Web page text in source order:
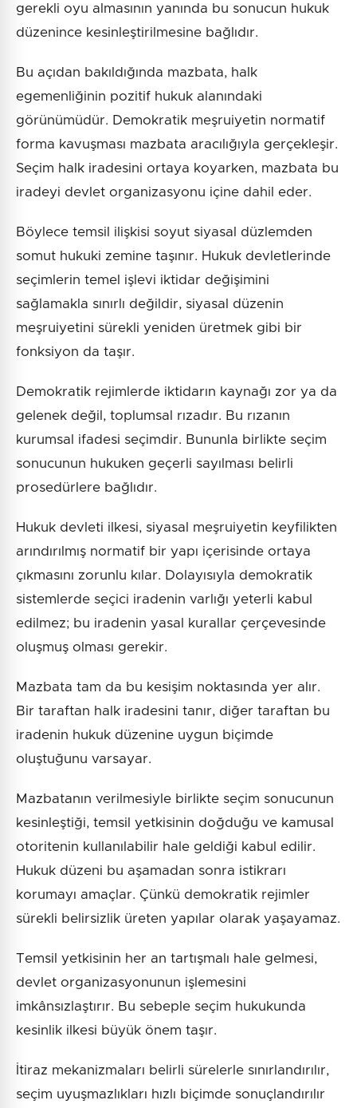
gerekli oyu almasının yanında bu sonucun hukuk
düzenince kesinleştirilmesine bağlıdır.
Bu açıdan bakıldığında mazbata, halk
egemenliğinin pozitif hukuk alanındaki
görünümüdür. Demokratik meşruiyetin normatif
forma kavuşması mazbata aracılığıyla gerçekleşir.
Seçim halk iradesini ortaya koyarken, mazbata bu
iradeyi devlet organizasyonu içine dahil eder.
Böylece temsil ilişkisi soyut siyasal düzlemden
somut hukuki zemine taşınır. Hukuk devletlerinde
seçimlerin temel işlevi iktidar değişimini
sağlamakla sınırlı değildir, siyasal düzenin
meşruiyetini sürekli yeniden üretmek gibi bir
fonksiyon da taşır.
Demokratik rejimlerde iktidarın kaynağı zor ya da
gelenek değil, toplumsal rızadır. Bu rızanın
kurumsal ifadesi seçimdir. Bununla birlikte seçim
sonucunun hukuken geçerli sayılması belirli
prosedürlere bağlıdır.
Hukuk devleti ilkesi, siyasal meşruiyetin keyfilikten
arındırılmış normatif bir yapı içerisinde ortaya
çıkmasını zorunlu kılar. Dolayısıyla demokratik
sistemlerde seçici iradenin varlığı yeterli kabul
edilmez; bu iradenin yasal kurallar çerçevesinde
oluşmuş olması gerekir.
Mazbata tam da bu kesişim noktasında yer alır.
Bir taraftan halk iradesini tanır, diğer taraftan bu
iradenin hukuk düzenine uygun biçimde
oluştuğunu varsayar.
Mazbatanın verilmesiyle birlikte seçim sonucunun
kesinleştiği, temsil yetkisinin doğduğu ve kamusal
otoritenin kullanılabilir hale geldiği kabul edilir.
Hukuk düzeni bu aşamadan sonra istikrarı
korumayı amaçlar. Çünkü demokratik rejimler
sürekli belirsizlik üreten yapılar olarak yaşayamaz.
Temsil yetkisinin her an tartışmalı hale gelmesi,
devlet organizasyonunun işlemesini
imkânsızlaştırır. Bu sebeple seçim hukukunda
kesinlik ilkesi büyük önem taşır.
İtiraz mekanizmaları belirli sürelerle sınırlandırılır,
seçim uyuşmazlıkları hızlı biçimde sonuçlandırılır